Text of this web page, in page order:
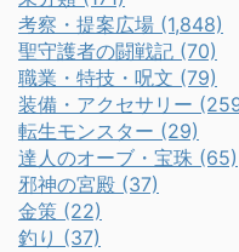
考察・提案広場 (1,848)
聖守護者の闘戦記 (70)
職業・特技・呪文 (79)
装備・アクセサリー
転生モンスター (29)
達人のオーブ・宝珠 (65)
邪神の宮殿 (37)
金策 (22)
釣り (37)